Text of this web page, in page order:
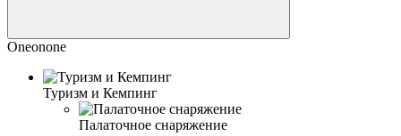
Oneonone
Туризм и Кемпинг
Палаточное снаряжение